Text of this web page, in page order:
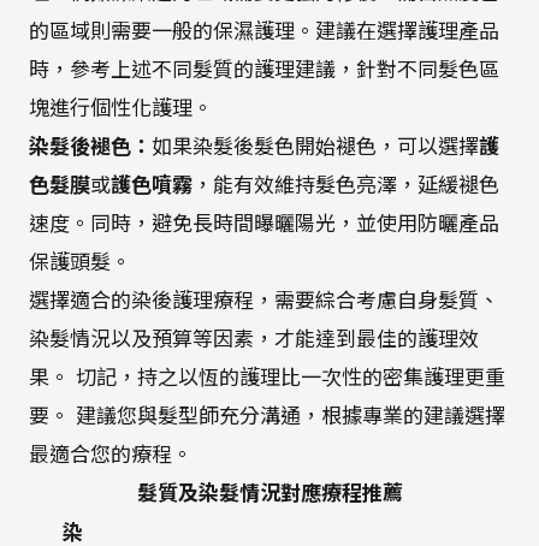
的區域則需要一般的保濕護理。建議在選擇護理產品
時，參考上述不同髮質的護理建議，針對不同髮色區
塊進行個性化護理。
染髮後褪色： 如果染髮後髮色開始褪色，可以選擇護
色髮膜或護色噴霧 ，能有效維持髮色亮澤，延緩褪色
速度。同時，避免長時間曝曬陽光，並使用防曬產品
保護頭髮。
選擇適合的染後護理療程，需要綜合考慮自身髮質、
染髮情況以及預算等因素，才能達到最佳的護理效
果。 切記，持之以恆的護理比一次性的密集護理更重
要。 建議您與髮型師充分溝通，根據專業的建議選擇
最適合您的療程。
髮質及染髮情況對應療程推薦
染